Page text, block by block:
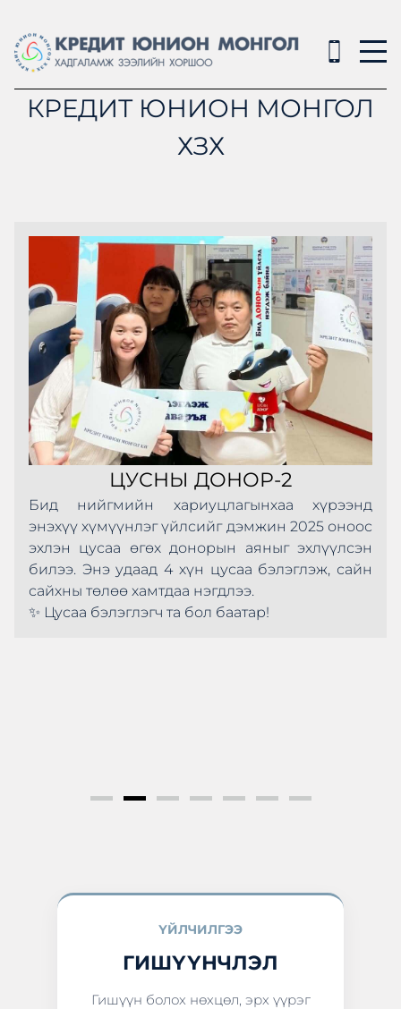
КРЕДИТ ЮНИОН МОНГОЛ
ХЗХ
ЦУСНЫ ДОНОР-2
Бид нийгмийн хариуцлагынхаа хүрээнд
энэхүү хүмүүнлэг үйлсийг дэмжин 2025 оноос
эхлэн цусаа өгөх донорын аяныг эхлүүлсэн
билээ. Энэ удаад 4 хүн цусаа бэлэглэж, сайн
сайхны төлөө хамтдаа нэгдлээ.
✨ Цусаа бэлэглэгч та бол баатар!
ҮЙЛЧИЛГЭЭ
ГИШҮҮНЧЛЭЛ
Гишүүн болох нөхцөл, эрх үүрэг